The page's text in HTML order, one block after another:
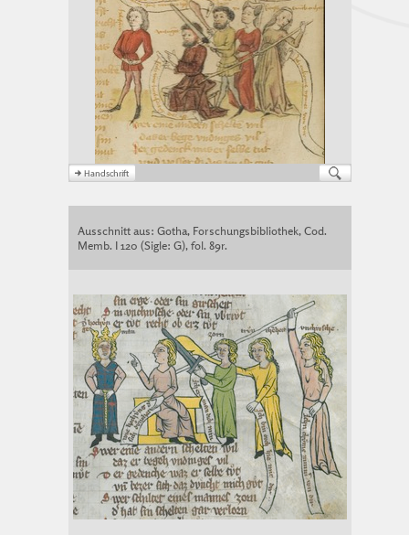
Ausschnitt aus: Gotha, Forschungsbibliothek, Cod.
Memb. I 120 (Sigle: G), fol. 89r.